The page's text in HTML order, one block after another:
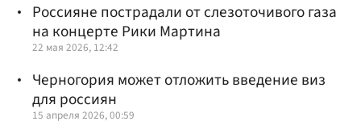
Россияне пострадали от слезоточивого газа
на концерте Рики Мартина
22 мая 2026, 12:42
Черногория может отложить введение виз
для россиян
15 апреля 2026, 00:59